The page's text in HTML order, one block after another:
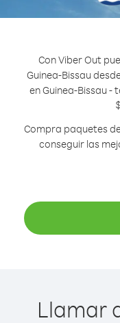
Con Viber Out
Guinea-Bissau
en Guinea-Bissau -
Compra paquetes
conseguir las
Llamar